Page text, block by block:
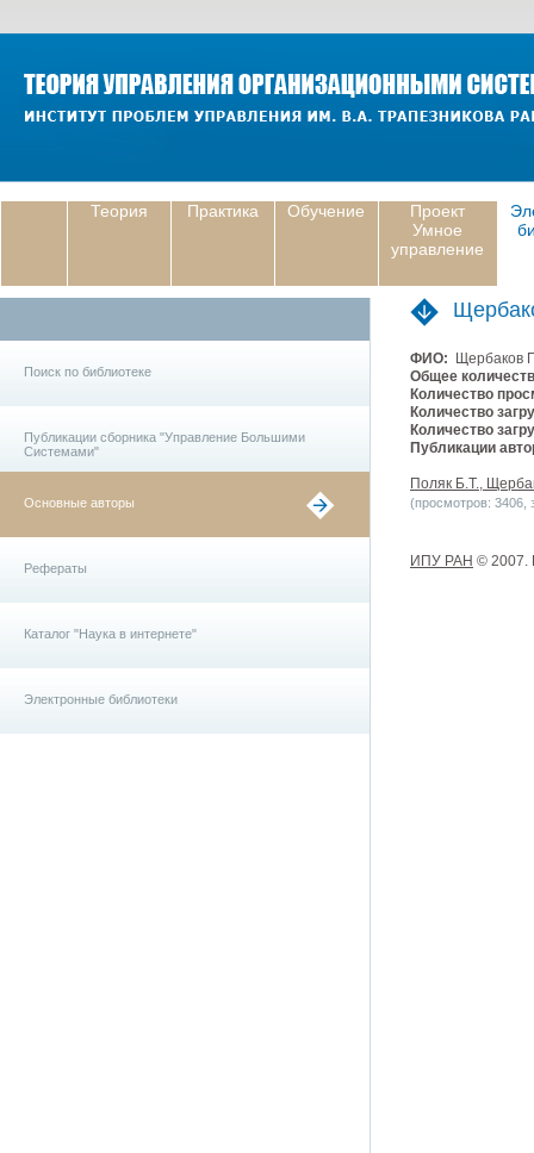
Теория Практика Обучение
Проект
Умное
управление
Поиск по библиотеке
Публикации сборника "Управление Большими
Системами"
Основные авторы
Рефераты
Каталог "Наука в интернете"
Электронные библиотеки
ФИО: Щербаков
Общее
Количество
Количество
Количество
Публикации
Поляк Б.Т.,
(просмотров: 3406,
ИПУ РАН © 2007.